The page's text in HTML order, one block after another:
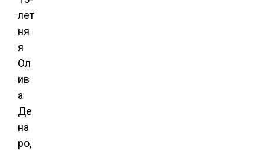
лет
ня
я
Ол
ив
а
Де
на
ро,